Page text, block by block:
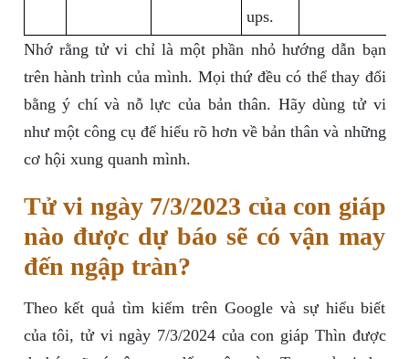
ups.
Nhớ rằng tử vi chỉ là một phần nhỏ hướng dẫn bạn
trên hành trình của mình. Mọi thứ đều có thể thay đổi
bằng ý chí và nỗ lực của bản thân. Hãy dùng tử vi
như một công cụ để hiểu rõ hơn về bản thân và những
cơ hội xung quanh mình.
Tử vi ngày 7/3/2023 của con giáp
nào được dự báo sẽ có vận may
đến ngập tràn?
Theo kết quả tìm kiếm trên Google và sự hiểu biết
của tôi, tử vi ngày 7/3/2024 của con giáp Thìn được